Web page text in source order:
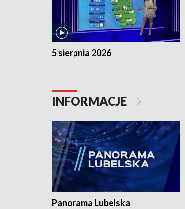
5 sierpnia 2026
INFORMACJE
Panorama Lubelska